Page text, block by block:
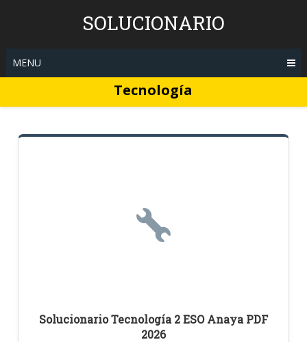
SOLUCIONARIO
MENU
Tecnología
Solucionario Tecnología 2 ESO Anaya PDF
2026